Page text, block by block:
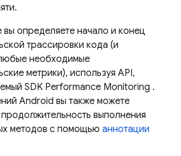
вы определяете начало и конец
трассировки кода (и
необходимые
метрики), используя API,
SDK Performance Monitoring .
Android вы также можете
выполнения
методов с помощью аннотации